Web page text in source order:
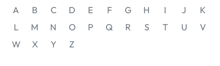
A B C D E F G H I J
K
L
M N O P Q R S T U
V
W
X Y Z